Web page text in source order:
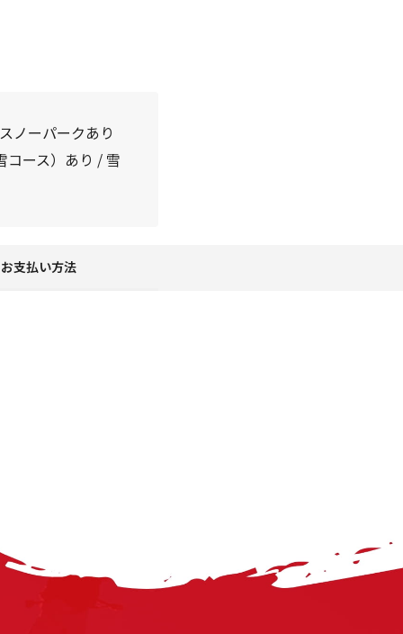
ノーパークあり
コース）あり / 雪
お支払い方法